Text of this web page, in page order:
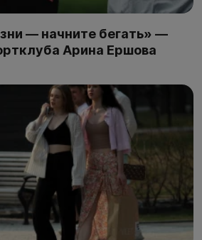
— начните бегать» —
Арина Ершова